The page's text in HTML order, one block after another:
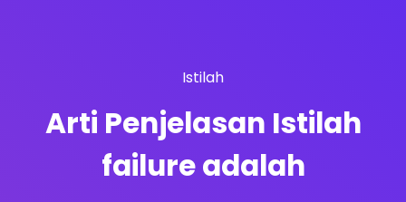
Istilah
Arti Penjelasan Istilah
failure adalah